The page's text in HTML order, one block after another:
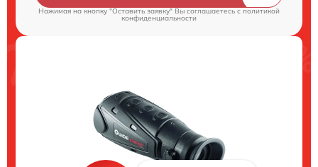
Нажимая на кнопку "Оставить заявку" Вы соглашаетесь cполитикой
конфиденциальности